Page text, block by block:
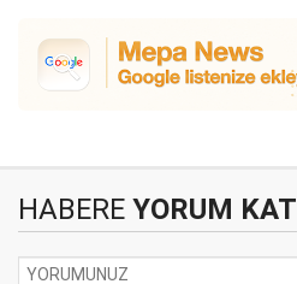
HABERE YORUM KAT